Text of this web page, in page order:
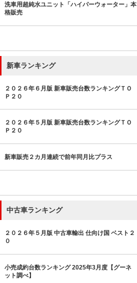
洗車用超純水ユニット「ハイパーウォーター」本
格販売
新車ランキング
２０２６年６月版 新車販売台数ランキングＴＯ
Ｐ２０
２０２６年５月版 新車販売台数ランキングＴＯ
Ｐ２０
新車販売２カ月連続で前年同月比プラス
中古車ランキング
２０２６年５月版 中古車輸出 仕向け国 ベスト２
０
小売成約台数ランキング 2025年3月度【グーネ
ット調べ】